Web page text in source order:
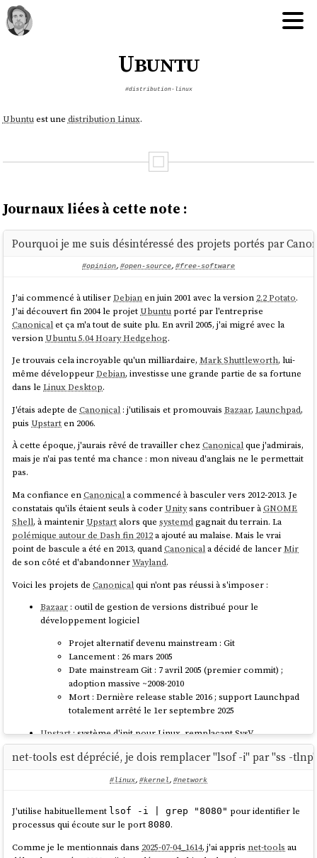
Ubuntu
#distribution-linux
Ubuntuest une distribution Linux.
Journaux liées à cette note :
Pourquoi je me suis désintéressé des projets portés par
#opinion, #open-source, #free-software
J'ai commencé à utiliserDebianen juin 2001 avec la version 2.2 Potato.
J'ai découvert fin 2004 le projetUbuntu porté par l'entreprise
Canonicalet ça m'a tout de suite plu. En avril 2005, j'ai migré avec la
versionUbuntu 5.04 Hoary Hedgehog.
Je trouvais cela incroyable qu'un milliardaire,Mark Shuttleworth, lui-
même développeurDebian, investisse une grande partie de sa fortune
dans leLinux Desktop.
J'étais adepte deCanonical : j'utilisais et promouvaisBazaar,Launchpad,
puisUpstarten 2006.
À cette époque, j'aurais rêvé de travailler chezCanonicalque j'admirais,
mais je n'ai pas tenté ma chance : mon niveau d'anglais ne le permettait
pas.
Ma confiance enCanonicala commencé à basculer vers 2012-2013. Je
constatais qu'ils étaient seuls à coderUnitysans contribuer àGNOME
Shell, à maintenirUpstartalors quesystemdgagnait du terrain. La
polémique autour de Dash fin 2012a ajouté au malaise. Mais le vrai
point de bascule a été en 2013, quandCanonicala décidé de lancerMir
de son côté et d'abandonnerWayland.
Voici les projets deCanonicalqui n'ont pas réussi à s'imposer :
Bazaar : outil de gestion de versions distribué pour le
développement logiciel
Projet alternatif devenu mainstream : Git
Lancement : 26 mars 2005
Date mainstream Git : 7 avril 2005 (premier commit) ;
adoption massive ~2008-2010
Mort : Dernière release stable 2016 ; support Launchpad
totalement arrêté le 1er septembre 2025
Upstart: système d'init pour Linux, remplaçant SysV
Projet alternatif devenu mainstream : systemd
Date mainstream systemd : 6 juillet 2010 (version 1) ;
Mort : Annonce d'abandon le 14 février 2014 ; remplacé
effectivement dans Ubuntu 15.04 (avril 2015)
Mir : serveur d'affichage graphique pour le desktop Linux
net-tools est déprécié, je dois remplacer "lsof -i" par "ss -tlnp"
#linux, #kernel, #network
J'utilise habituellement lsof -i | grep "8080" pour identifier le
processus qui écoute sur le port8080.
Comme je le mentionnais dans 2025-07-04_1614, j'ai appris net-tools au